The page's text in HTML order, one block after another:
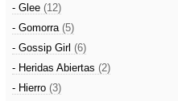
- Glee (12)
- Gomorra (5)
- Gossip Girl (6)
- Heridas Abiertas (2)
- Hierro (3)